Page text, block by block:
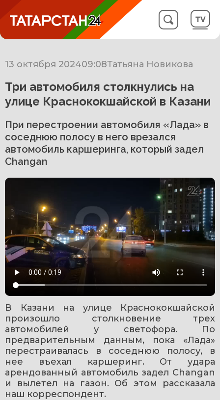
13 октября 202409:08Татьяна Новикова
Три автомобиля столкнулись на
улице Краснококшайской в Казани
При перестроении автомобиля «Лада» в
соседнюю полосу в него врезался
автомобиль каршеринга, который задел
Changan
В Казани на улице Краснококшайской
произошло столкновение трех
автомобилей у светофора. По
предварительным данным, пока «Лада»
перестраивалась в соседнюю полосу, в
нее въехал каршеринг. От удара
арендованный автомобиль задел Changan
и вылетел на газон. Об этом рассказала
наш корреспондент.